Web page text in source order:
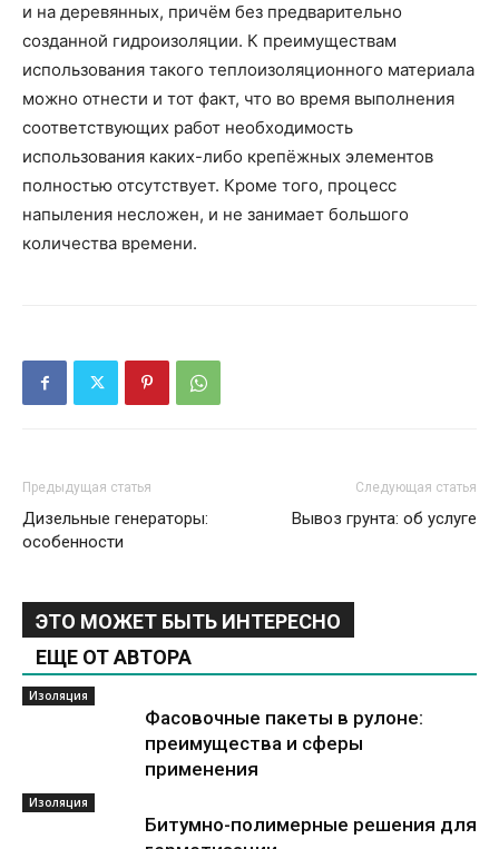
и на деревянных, причём без предварительно
созданной гидроизоляции. К преимуществам
использования такого теплоизоляционного материала
можно отнести и тот факт, что во время выполнения
соответствующих работ необходимость
использования каких-либо крепёжных элементов
полностью отсутствует. Кроме того, процесс
напыления несложен, и не занимает большого
количества времени.
Предыдущая статья
Дизельные генераторы:
особенности
Следующая статья
Вывоз грунта: об услуге
ЭТО МОЖЕТ БЫТЬ ИНТЕРЕСНО
ЕЩЕ ОТ АВТОРА
Изоляция
Фасовочные пакеты в рулоне:
преимущества и сферы
применения
Изоляция
Битумно-полимерные решения для